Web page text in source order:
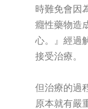
時難免會因
癮性藥物造
心。』經過
接受治療。
但治療的過
原本就有嚴